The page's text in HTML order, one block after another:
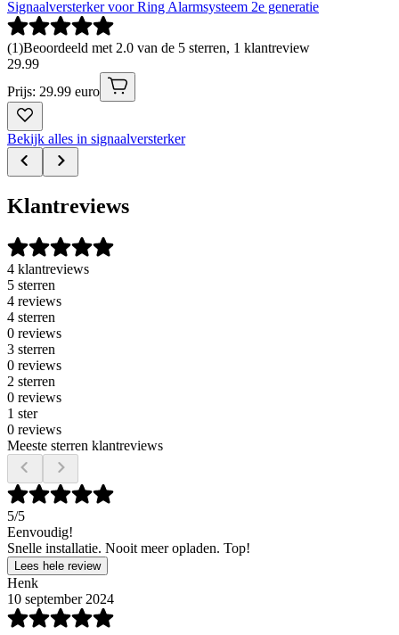
Signaalversterker voor Ring Alarmsysteem 2e generatie
(1)Beoordeeld met 2.0 van de 5 sterren, 1 klantreview
29.99
Prijs: 29.99 euro
Bekijk alles in signaalversterker
Klantreviews
4 klantreviews
5 sterren
4 reviews
4 sterren
0 reviews
3 sterren
0 reviews
2 sterren
0 reviews
1 ster
0 reviews
Meeste sterren klantreviews
5/5
Eenvoudig!
Snelle installatie. Nooit meer opladen. Top!
Lees hele review
Henk
10 september 2024